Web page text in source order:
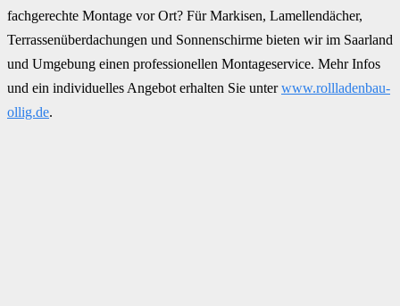
fachgerechte Montage vor Ort? Für Markisen, Lamellendächer,
Terrassenüberdachungen und Sonnenschirme bieten wir im Saarland
und Umgebung einen professionellen Montageservice. Mehr Infos
und ein individuelles Angebot erhalten Sie unterwww.rollladenbau-
ollig.de.